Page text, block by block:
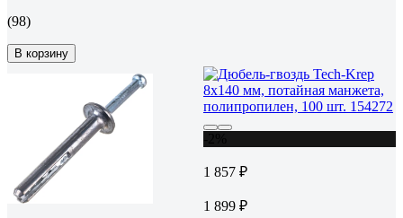
(98)
В корзину
1 857 ₽
1 899 ₽